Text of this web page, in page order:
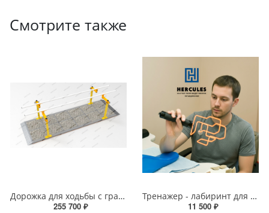
Смотрите также
Дорожка для ходьбы с гравием - 3 x 1 м
255 700 ₽
Тренажер - лабиринт для разработки моторики рук
11 500 ₽